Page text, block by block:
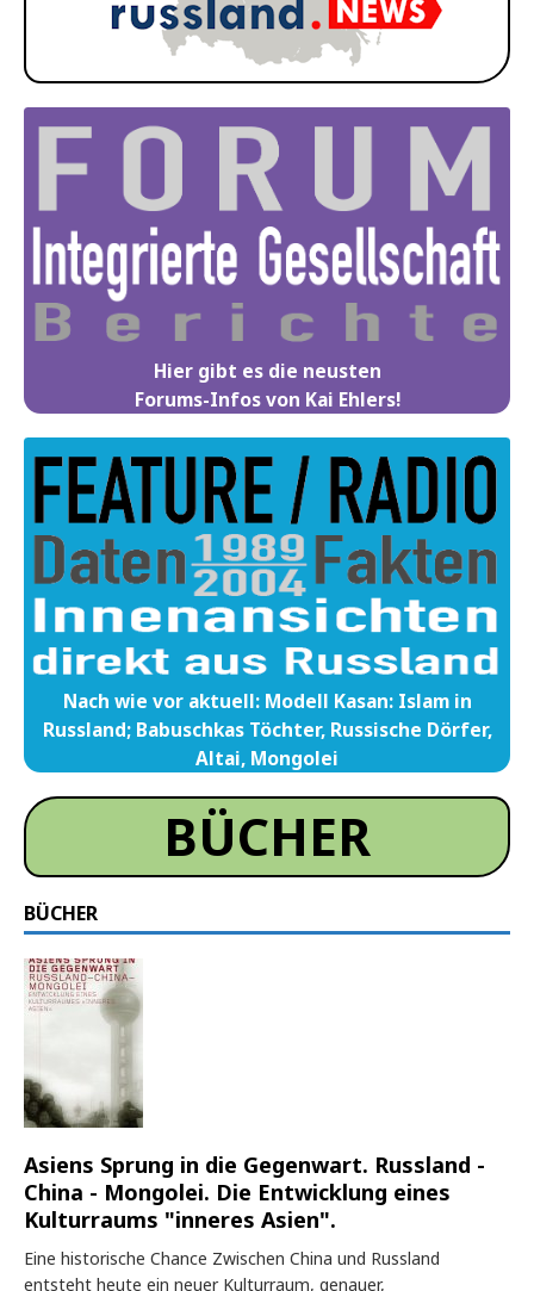
Hier gibt es die neusten
Forums-Infos von Kai Ehlers!
Nach wie vor aktuell: Modell Kasan: Islam in
Russland; Babuschkas Töchter, Russische Dörfer,
Altai, Mongolei
BÜCHER
BÜCHER
Asiens Sprung in die Gegenwart. Russland -
China - Mongolei. Die Entwicklung eines
Kulturraums "inneres Asien".
Eine historische Chance Zwischen China und Russland
entsteht heute ein neuer Kulturraum, genauer,